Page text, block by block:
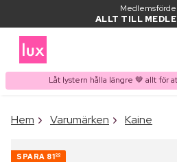
ALLT TILL
Låt lystern hålla längre 🤎 allt för
PRODUKT I
Hem Varumärken Kaine
SPARA 8100